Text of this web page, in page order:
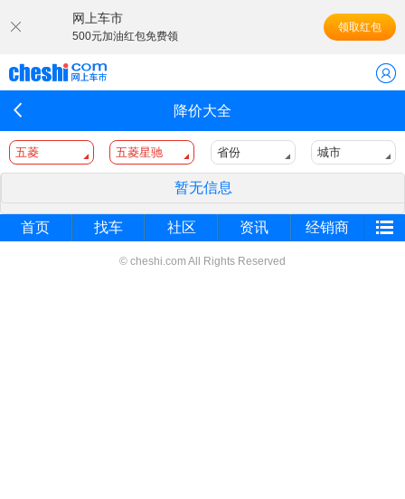
网上车市
500元加油红包免费领
领取红包
降价大全
五菱 五菱星驰 省份 城市
暂无信息
首页 找车 社区 资讯 经销商
© cheshi.com All Rights Reserved